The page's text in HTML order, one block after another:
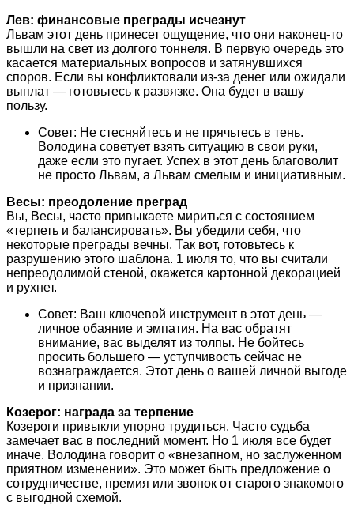
Лев: финансовые преграды исчезнут
Львам этот день принесет ощущение, что они наконец-то
вышли на свет из долгого тоннеля. В первую очередь это
касается материальных вопросов и затянувшихся
споров. Если вы конфликтовали из-за денег или ожидали
выплат — готовьтесь к развязке. Она будет в вашу
пользу.
Совет: Не стесняйтесь и не прячьтесь в тень.
Володина советует взять ситуацию в свои руки,
даже если это пугает. Успех в этот день благоволит
не просто Львам, а Львам смелым и инициативным.
Весы: преодоление преград
Вы, Весы, часто привыкаете мириться с состоянием
«терпеть и балансировать». Вы убедили себя, что
некоторые преграды вечны. Так вот, готовьтесь к
разрушению этого шаблона. 1 июля то, что вы считали
непреодолимой стеной, окажется картонной декорацией
и рухнет.
Совет: Ваш ключевой инструмент в этот день —
личное обаяние и эмпатия. На вас обратят
внимание, вас выделят из толпы. Не бойтесь
просить большего — уступчивость сейчас не
вознаграждается. Этот день о вашей личной выгоде
и признании.
Козерог: награда за терпение
Козероги привыкли упорно трудиться. Часто судьба
замечает вас в последний момент. Но 1 июля все будет
иначе. Володина говорит о «внезапном, но заслуженном
приятном изменении». Это может быть предложение о
сотрудничестве, премия или звонок от старого знакомого
с выгодной схемой.